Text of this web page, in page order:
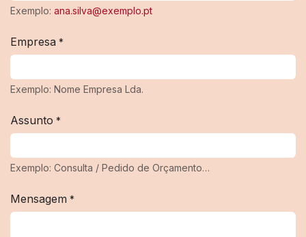
Exemplo: ana.silva@exemplo.pt
Empresa *
Exemplo: Nome Empresa Lda.
Assunto *
Exemplo: Consulta / Pedido de Orçamento…
Mensagem *